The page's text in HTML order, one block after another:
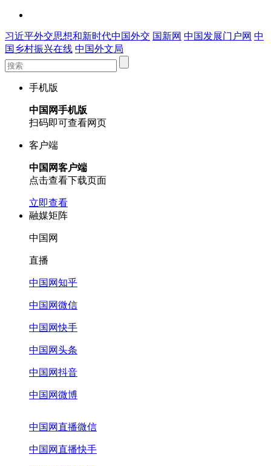
习近平外交思想和新时代中国外交 国新网 中国发展门户网 中
国乡村振兴在线 中国外文局
手机版
中国网手机版
扫码即可查看网页
客户端
中国网客户端
点击查看下载页面
立即查看
融媒矩阵
中国网
直播
中国网知乎
中国网微信
中国网快手
中国网头条
中国网抖音
中国网微博
中国网直播微信
中国网直播快手